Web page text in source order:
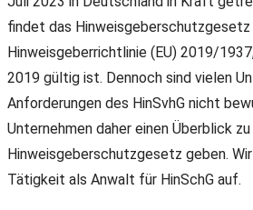
findet das Hinweisgeberschutzgesetz
Hinweisgeberrichtlinie (EU) 2019/
2019 gültig ist. Dennoch sind vielen
Anforderungen des HinSvhG nicht
Unternehmen daher einen Überblick
Hinweisgeberschutzgesetz geben.
Tätigkeit als Anwalt für HinSchG auf.